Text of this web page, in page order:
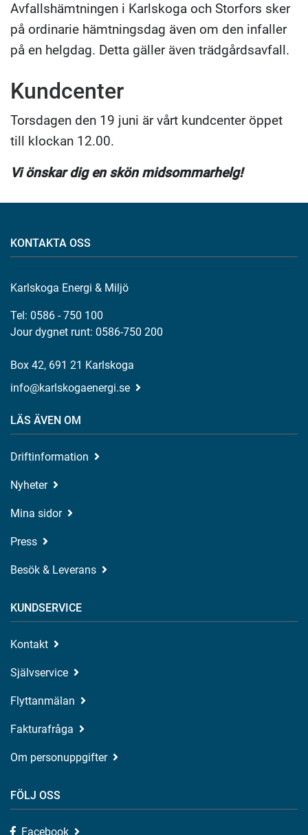
Avfallshämtningen i Karlskoga och Storfors sker
på ordinarie hämtningsdag även om den infaller
på en helgdag. Detta gäller även trädgårdsavfall.
Kundcenter
Torsdagen den 19 juni är vårt kundcenter öppet
till klockan 12.00.
Vi önskar dig en skön midsommarhelg!
KONTAKTA OSS
Karlskoga Energi & Miljö
Tel: 0586 - 750 100
Jour dygnet runt: 0586-750 200
Box 42, 691 21 Karlskoga
info@karlskogaenergi.se
LÄS ÄVEN OM
Driftinformation
Nyheter
Mina sidor
Press
Besök & Leverans
KUNDSERVICE
Kontakt
Självservice
Flyttanmälan
Fakturafråga
Om personuppgifter
FÖLJ OSS
Facebook